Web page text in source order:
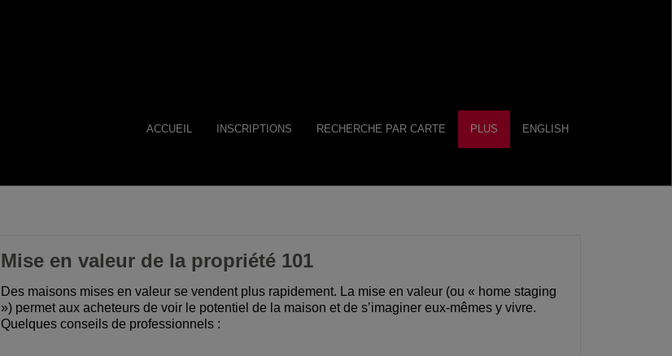
ACCUEIL INSCRIPTIONS RECHERCHE PAR CARTE PLUS ENGLISH
Mise en valeur de la propriété 101
Des maisons mises en valeur se vendent plus rapidement. La mise en valeur (ou « home staging
») permet aux acheteurs de voir le potentiel de la maison et de s’imaginer eux-mêmes y vivre.
Quelques conseils de professionnels :